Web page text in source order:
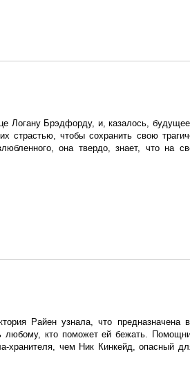
Логану Брэдфорду, и, казалось,
страстью, чтобы сохранить свою
она твердо, знает, что на
Райен узнала, что предназначена
любому, кто поможет ей бежать.
хранителя, чем Ник Кинкейд, опасный